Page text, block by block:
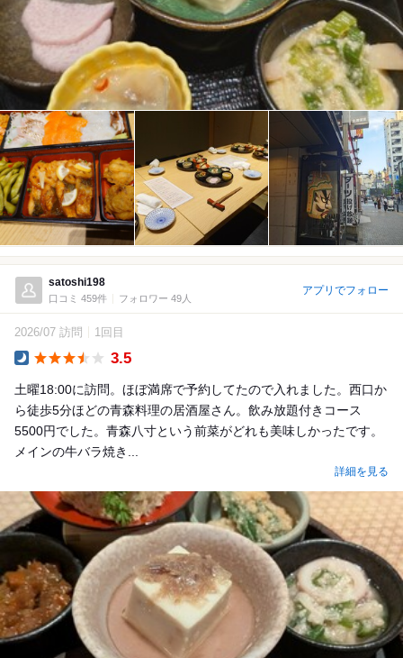
satoshi198
口コミ 459件 フォロワー 49人
アプリでフォロー
2026/07 訪問 1回目
3.5
土曜18:00に訪問。ほぼ満席で予約してたので入れました。西口か
ら徒歩5分ほどの青森料理の居酒屋さん。飲み放題付きコース
5500円でした。青森八寸という前菜がどれも美味しかったです。
メインの牛バラ焼き...
詳細を見る